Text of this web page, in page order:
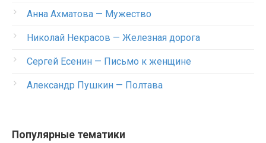
Анна Ахматова — Мужество
Николай Некрасов — Железная дорога
Сергей Есенин — Письмо к женщине
Александр Пушкин — Полтава
Популярные тематики